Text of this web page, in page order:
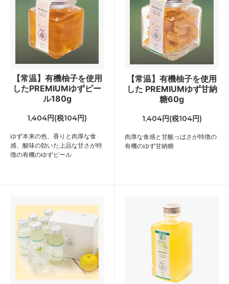
【常温】有機柚子を使用
したPREMIUMゆずピー
ル180g
1,404円(税104円)
ゆず本来の色、香りと肉厚な食
感、酸味の効いた上品な甘さが特
徴の有機のゆずピール
【常温】有機柚子を使用
した PREMIUMゆず甘納
糖60g
1,404円(税104円)
肉厚な食感と甘酸っぱさが特徴の
有機のゆず甘納糖